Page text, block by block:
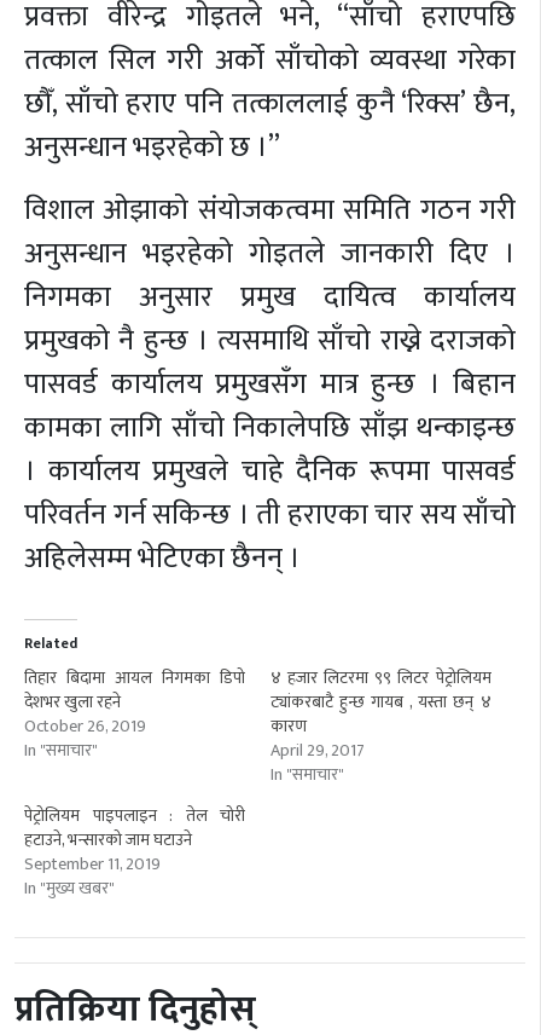
प्रवक्ता वीरेन्द्र गोइतले भने, “साँचो हराएपछि
तत्काल सिल गरी अर्को साँचोको व्यवस्था गरेका
छौँ, साँचो हराए पनि तत्काललाई कुनै ‘रिक्स’ छैन,
अनुसन्धान भइरहेको छ ।”
विशाल ओझाको संयोजकत्वमा समिति गठन गरी
अनुसन्धान भइरहेको गोइतले जानकारी दिए ।
निगमका अनुसार प्रमुख दायित्व कार्यालय
प्रमुखको नै हुन्छ । त्यसमाथि साँचो राख्ने दराजको
पासवर्ड कार्यालय प्रमुखसँग मात्र हुन्छ । बिहान
कामका लागि साँचो निकालेपछि साँझ थन्काइन्छ
। कार्यालय प्रमुखले चाहे दैनिक रूपमा पासवर्ड
परिवर्तन गर्न सकिन्छ । ती हराएका चार सय साँचो
अहिलेसम्म भेटिएका छैनन् ।
Related
तिहार बिदामा आयल निगमका डिपो
देशभर खुला रहने
October 26, 2019
In "समाचार"
४ हजार लिटरमा ९९ लिटर पेट्रोलियम
ट्यांकरबाटै हुन्छ गायब , यस्ता छन् ४
कारण
April 29, 2017
In "समाचार"
पेट्रोलियम पाइपलाइन : तेल चोरी
हटाउने, भन्सारको जाम घटाउने
September 11, 2019
In "मुख्य खबर"
प्रतिक्रिया दिनुहोस्